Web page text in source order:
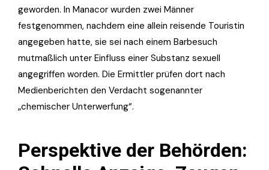
geworden. In Manacor wurden zwei Männer
festgenommen, nachdem eine allein reisende Touristin
angegeben hatte, sie sei nach einem Barbesuch
mutmaßlich unter Einfluss einer Substanz sexuell
angegriffen worden. Die Ermittler prüfen dort nach
Medienberichten den Verdacht sogenannter
„chemischer Unterwerfung“.
Perspektive der Behörden: